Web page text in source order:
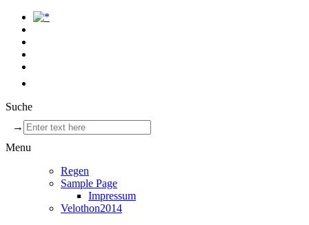
Suche
→
Menu
Regen
Sample Page
Impressum
Velothon2014